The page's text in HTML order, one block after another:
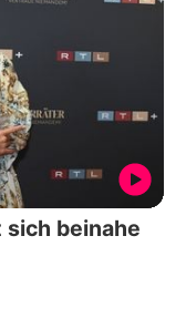
beinahe